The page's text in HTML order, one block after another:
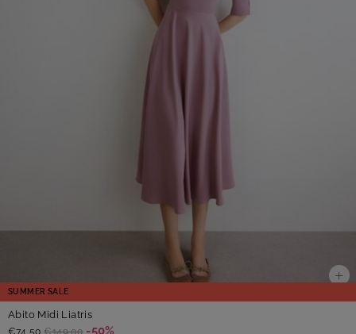
SUMMER SALE
Abito Midi Liatris